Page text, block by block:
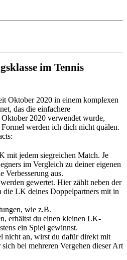
im Tennis
Oktober 2020 in einem komplexen
das die einfachere
2020 verwendet wurde,
werden ich dich nicht quälen.
mit jedem siegreichen Match. Je
im Vergleich zu deiner eigenen
Verbesserung aus.
gewertet. Hier zählt neben der
die LK deines Doppelpartners mit in
wie z.B.
erhältst du einen kleinen LK-
ein Spiel gewinnst.
nicht an, wirst du dafür direkt mit
bei mehreren Vergehen dieser Art